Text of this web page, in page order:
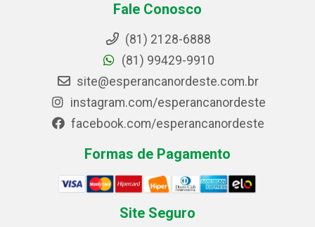
Fale Conosco
(81) 2128-6888
(81) 99429-9910
site@esperancanordeste.com.br
instagram.com/esperancanordeste
facebook.com/esperancanordeste
Formas de Pagamento
Site Seguro